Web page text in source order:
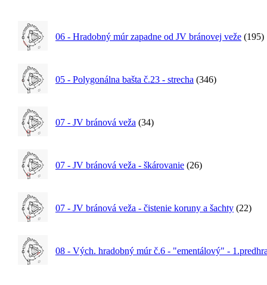
06 - Hradobný múr zapadne od JV bránovej veže (195)
05 - Polygonálna bašta č.23 - strecha (346)
07 - JV bránová veža (34)
07 - JV bránová veža - škárovanie (26)
07 - JV bránová veža - čistenie koruny a šachty (22)
08 - Vých. hradobný múr č.6 - "ementálový" -